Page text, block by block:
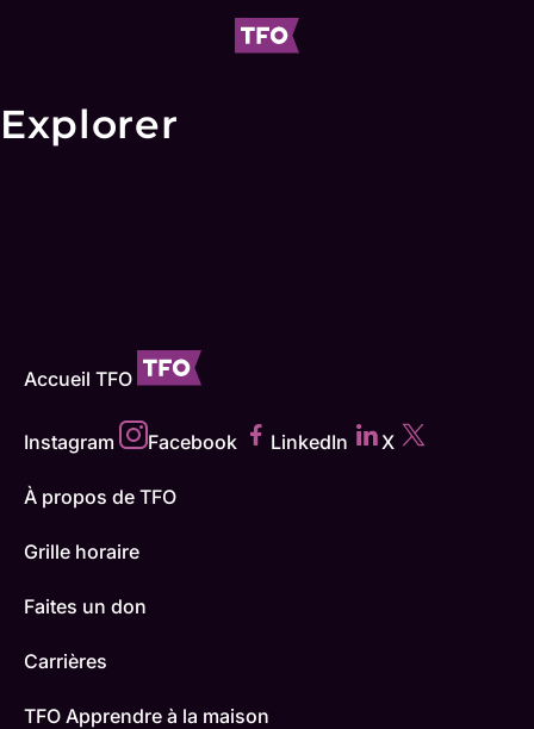
Explorer
Accueil TFO
Instagram Facebook LinkedIn X
À propos de TFO
Grille horaire
Faites un don
Carrières
TFO Apprendre à la maison